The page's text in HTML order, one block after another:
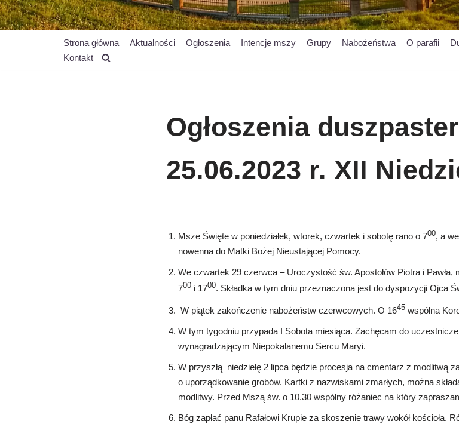
Strona główna Aktualności Ogłoszenia Intencje mszy Grupy Nabożeństwa O parafii
Kontakt
Ogłoszenia
25.06.2023 r. XII
Msze Święte w poniedziałek, wtorek, czwartek i sobotę rano o 700, a
nowenna do Matki Bożej Nieustającej Pomocy.
We czwartek 29 czerwca – Uroczystość św. Apostołów Piotra i
700i 1700. Składka w tym dniu przeznaczona jest do dyspozycji Ojca
W piątek zakończenie nabożeństw czerwcowych. O 1645wspólna
W tym tygodniu przypada I Sobota miesiąca. Zachęcam do
wynagradzającym Niepokalanemu Sercu Maryi.
W przyszłą niedzielę 2 lipca będzie procesja na cmentarz z modlitwą
o uporządkowanie grobów. Kartki z nazwiskami zmarłych, można
modlitwy. Przed Mszą św. o 10.30 wspólny różaniec na który
Bóg zapłać panu Rafałowi Krupie za skoszenie trawy wokół kościoła.